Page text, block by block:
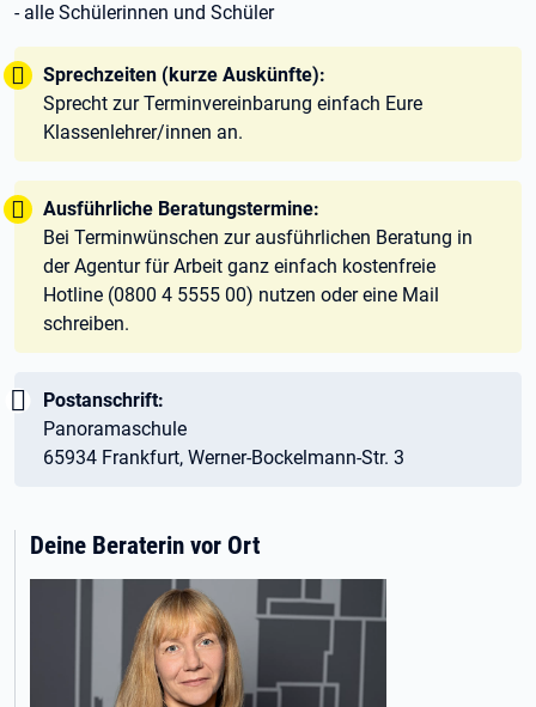
- alle Schülerinnen und Schüler
Tipp:
Sprechzeiten (kurze Auskünfte):
Sprecht zur Terminvereinbarung einfach Eure
Klassenlehrer/innen an.
Tipp:
Ausführliche Beratungstermine:
Bei Terminwünschen zur ausführlichen Beratung in
der Agentur für Arbeit ganz einfach kostenfreie
Hotline (0800 4 5555 00) nutzen oder eine Mail
schreiben.
Wichtig:
Postanschrift:
Panoramaschule
65934 Frankfurt, Werner-Bockelmann-Str. 3
Deine Beraterin vor Ort